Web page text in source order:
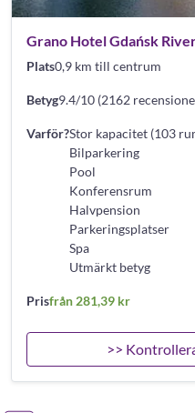
Grano Hotel Gdańsk
Plats0,9 km till centrum
Betyg9.4/10 (2162
Varför?Stor kapacitet (103
Bilparkering
Pool
Konferensrum
Halvpension
Parkeringsplatser
Spa
Utmärkt betyg
Prisfrån 281,39 kr
>>